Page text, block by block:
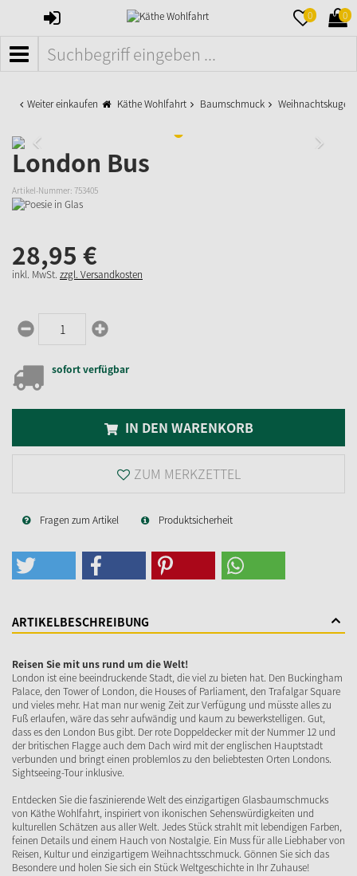
ANMELDEN 0 0
MENÜ
Weiter einkaufen Käthe Wohlfahrt Baumschmuck
London Bus
Artikel-Nummer: 753405
28,95 €
inkl. MwSt. zzgl. Versandkosten
sofort verfügbar
IN DEN WARENKORB
ZUM MERKZETTEL
Fragen zum Artikel Produktsicherheit
ARTIKELBESCHREIBUNG
Reisen Sie mit uns rund um die Welt!
London ist eine beeindruckende Stadt, die viel zu bieten hat. Den Buckingham
Palace, den Tower of London, die Houses of Parliament, den Trafalgar Square
und vieles mehr. Hat man nur wenig Zeit zur Verfügung und müsste alles zu
Fuß erlaufen, wäre das sehr aufwändig und kaum zu bewerkstelligen. Gut,
dass es den London Bus gibt. Der rote Doppeldecker mit der Nummer 12 und
der britischen Flagge auch dem Dach wird mit der englischen Hauptstadt
verbunden und bringt einen problemlos zu den beliebtesten Orten Londons.
Sightseeing-Tour inklusive.
Entdecken Sie die faszinierende Welt des einzigartigen Glasbaumschmucks
von Käthe Wohlfahrt, inspiriert von ikonischen Sehenswürdigkeiten und
kulturellen Schätzen aus aller Welt. Jedes Stück strahlt mit lebendigen Farben,
feinen Details und einem Hauch von Nostalgie. Ein Muss für alle Liebhaber von
Reisen, Kultur und einzigartigem Weihnachtsschmuck. Gönnen Sie sich das
Besondere und holen Sie sich ein Stück Weltgeschichte in Ihr Zuhause!